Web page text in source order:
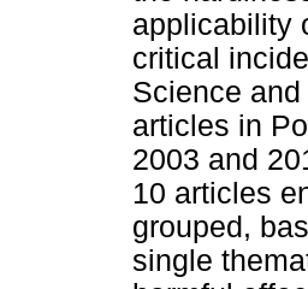
applicability
critical
Science
articles in
2003 and
10 articles
grouped,
single